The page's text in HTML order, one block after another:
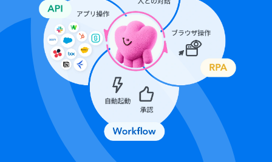
Microsoft365（旧Office365）には、家庭向けプランと一
般法人向けプラン（Microsoft365 Business）があり、一
般法人向けプランに加入していない場合には認証に失敗
する可能性があります。
トリガーは5分、10分、15分、30分、60分の間隔で起動
間隔を選択できます。
プランによって最短の起動間隔が異なりますので、ご注意
ください。
ダウンロード可能なファイル容量は最大300MBまでで
す。アプリの仕様によっては300MB未満になる可能性が
あるので、ご注意ください。
https://intercom.help/yoom/ja/articles/9413924
分岐はミニプラン以上のプランでご利用いただける機能